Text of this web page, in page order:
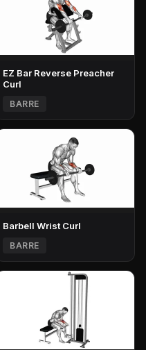
EZ Bar Reverse Preacher
Curl
BARRE
Barbell Wrist Curl
BARRE